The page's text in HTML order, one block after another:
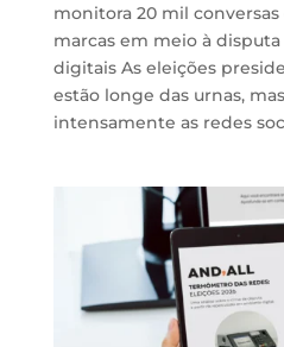
monitora 20 mil
marcas em meio à
digitais As eleições
estão longe das urnas,
intensamente as redes